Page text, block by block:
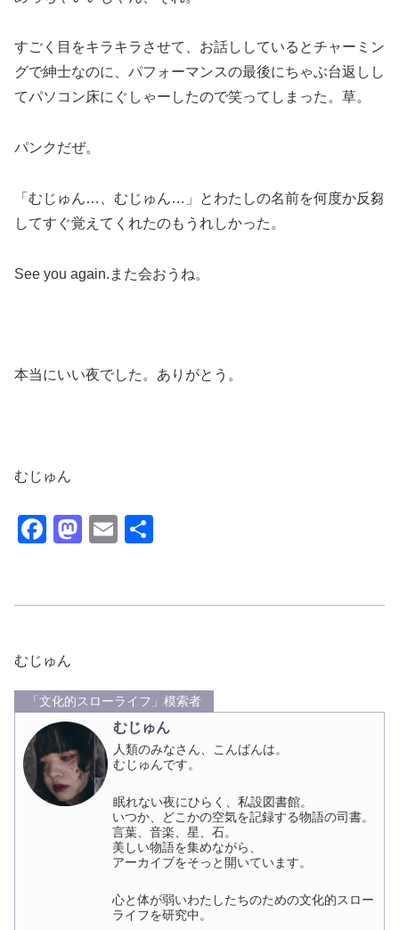
すごく目をキラキラさせて、お話ししているとチャーミン
グで紳士なのに、パフォーマンスの最後にちゃぶ台返しし
てパソコン床にぐしゃーしたので笑ってしまった。草。
パンクだぜ。
「むじゅん…、むじゅん…」とわたしの名前を何度か反芻
してすぐ覚えてくれたのもうれしかった。
See you again.また会おうね。
本当にいい夜でした。ありがとう。
むじゅん
F
e
o
o
k
M
o
n
E
むじゅん
「文化的スローライフ」模索者
むじゅん
人類のみなさん、こんばんは。
むじゅんです。
眠れない夜にひらく、私設図書館。
いつか、どこかの空気を記録する物語の司書。
言葉、音楽、星、石。
美しい物語を集めながら、
アーカイブをそっと開いています。
心と体が弱いわたしたちのための文化的スロー
ライフを研究中。